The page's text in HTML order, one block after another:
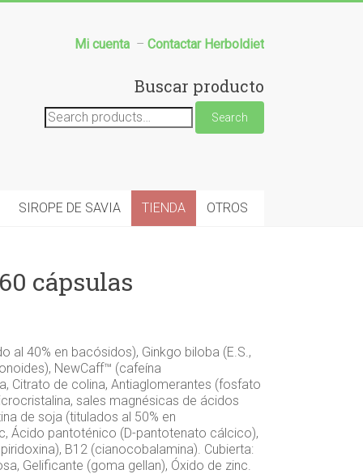
Mi cuenta – Contactar Herboldiet
Buscar producto
Search
for:
Search
SIROPE DE SAVIA TIENDA OTROS
cápsulas
al 40% en bacósidos), Ginkgo biloba (E.S.,
NewCaff™ (cafeína
Citrato de colina, Antiaglomerantes (fosfato
sales magnésicas de ácidos
de soja (titulados al 50% en
Ácido pantoténico (D-pantotenato cálcico),
B12 (cianocobalamina). Cubierta:
Gelificante (goma gellan), Óxido de zinc.